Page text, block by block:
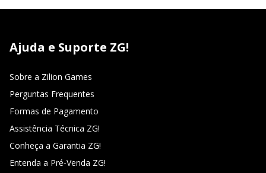
Ajuda e Suporte ZG!
Sobre a Zilion Games
Perguntas Frequentes
Formas de Pagamento
Assistência Técnica ZG!
Conheça a Garantia ZG!
Entenda a Pré-Venda ZG!